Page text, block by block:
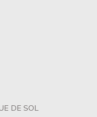
DE SOL